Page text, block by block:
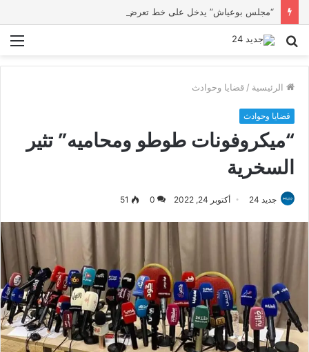
بحث
الرئيسية / قضايا وحوادث
قضايا وحوادث
“ميكروفونات طوطو ومحاميه” تثير
السخرية
جديد 24 أكتوبر 24, 2022 0
51